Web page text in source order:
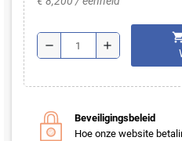
remove add
Beveiligingsbeleid
Hoe onze website